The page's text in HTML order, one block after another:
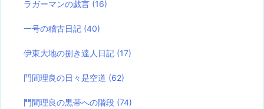
ラガーマンの戯言 (16)
一号の稽古日記 (40)
伊東大地の捌き達人日記 (17)
門間理良の日々是空道 (62)
門間理良の黒帯への階段 (74)